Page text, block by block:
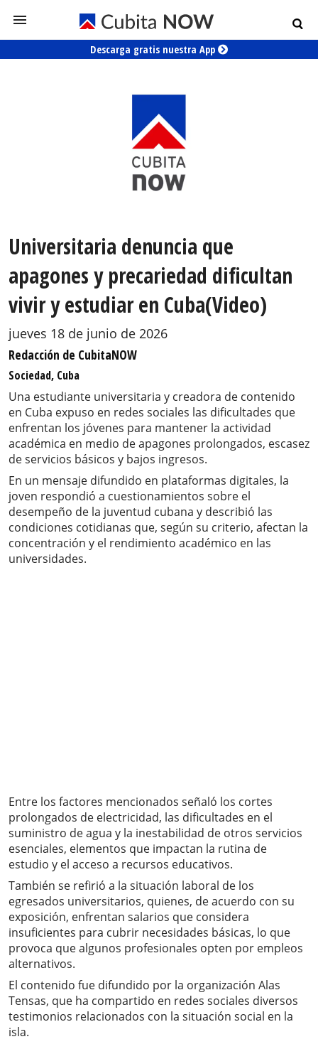
Descarga gratis nuestra App
Universitaria denuncia que
apagones y precariedad dificultan
vivir y estudiar en Cuba(Video)
jueves 18 de junio de 2026
Redacción de CubitaNOW
Sociedad, Cuba
Una estudiante universitaria y creadora de contenido
en Cuba expuso en redes sociales las dificultades que
enfrentan los jóvenes para mantener la actividad
académica en medio de apagones prolongados, escasez
de servicios básicos y bajos ingresos.
En un mensaje difundido en plataformas digitales, la
joven respondió a cuestionamientos sobre el
desempeño de la juventud cubana y describió las
condiciones cotidianas que, según su criterio, afectan la
concentración y el rendimiento académico en las
universidades.
Entre los factores mencionados señaló los cortes
prolongados de electricidad, las dificultades en el
suministro de agua y la inestabilidad de otros servicios
esenciales, elementos que impactan la rutina de
estudio y el acceso a recursos educativos.
También se refirió a la situación laboral de los
egresados universitarios, quienes, de acuerdo con su
exposición, enfrentan salarios que considera
insuficientes para cubrir necesidades básicas, lo que
provoca que algunos profesionales opten por empleos
alternativos.
El contenido fue difundido por la organización Alas
Tensas, que ha compartido en redes sociales diversos
testimonios relacionados con la situación social en la
isla.